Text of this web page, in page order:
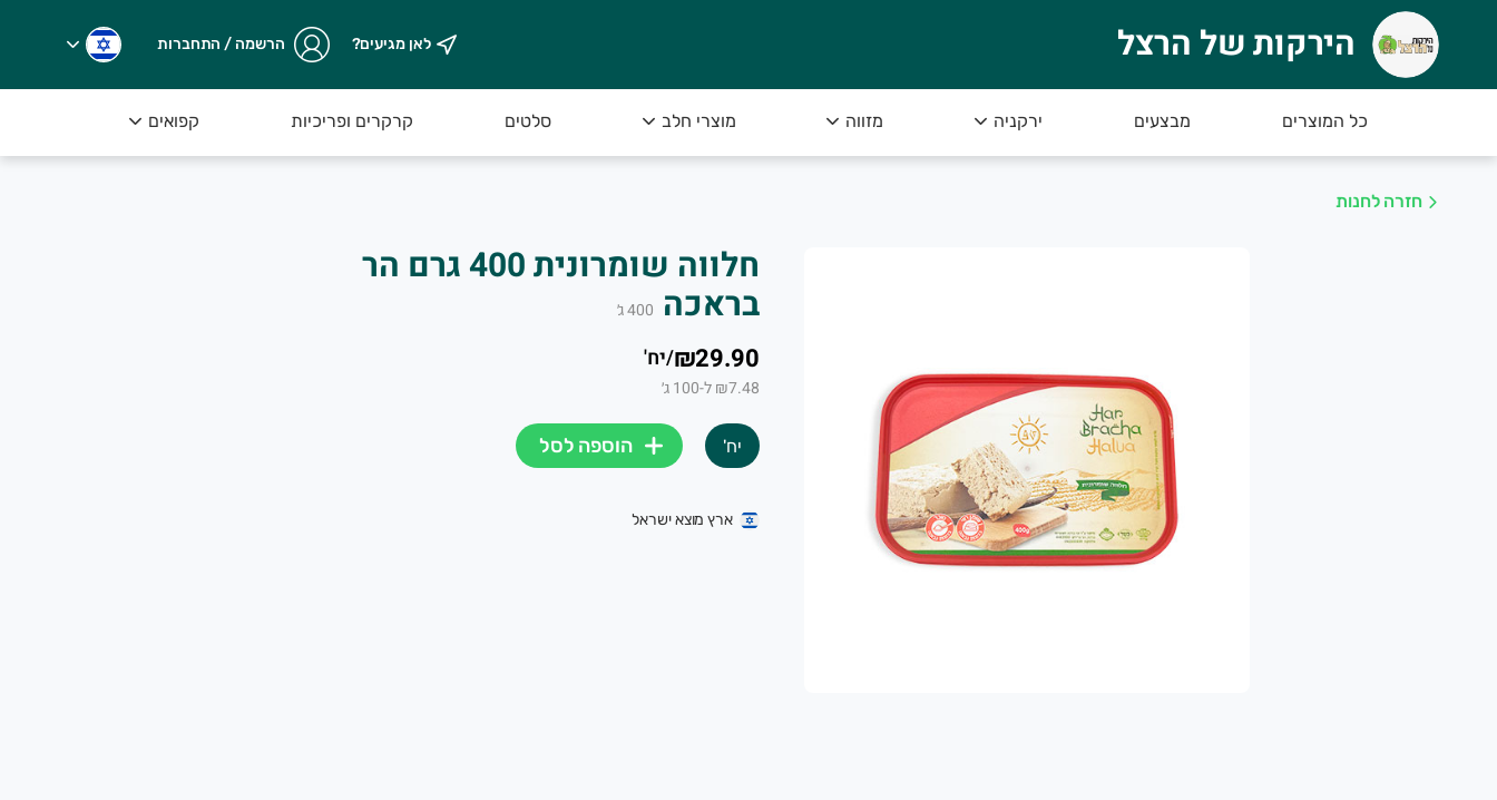
הירקות של הרצלהירקות של הרצל לאן מגיעים? הרשמה / התחברות
כל המוצרים מבצעים ירקניה מזווה מוצרי חלב סלטים קרקרים ופריכיות קפואים
חזרה לחנות
חלווה שומרונית 400 גרם הר
בראכה 400ג׳
₪29.90
/יח'
₪7.48 ל-100 ג׳
יח' הוספה לסל
ארץ מוצא ישראל